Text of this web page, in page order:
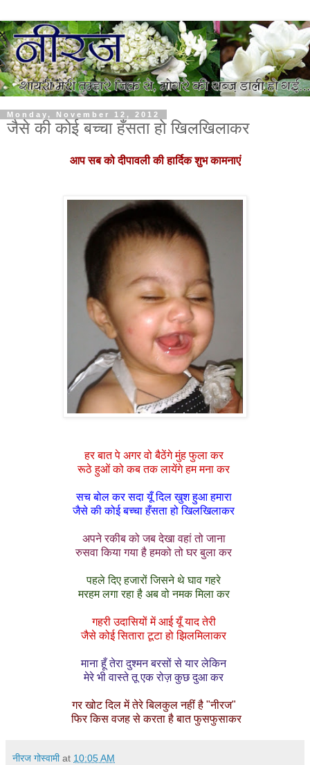
Monday, November 12, 2012
जैसे की कोई बच्चा हँसता हो खिलखिलाकर
आप सब को दीपावली की हार्दिक शुभ कामनाएं
हर बात पे अगर वो बैठेंगे मुंह फुला कर
रूठे हुओं को कब तक लायेंगे हम मना कर
सच बोल कर सदा यूँ दिल खुश हुआ हमारा
जैसे की कोई बच्चा हँसता हो खिलखिलाकर
अपने रकीब को जब देखा वहां तो जाना
रुसवा किया गया है हमको तो घर बुला कर
पहले दिए हजारों जिसने थे घाव गहरे
मरहम लगा रहा है अब वो नमक मिला कर
गहरी उदासियों में आई यूँ याद तेरी
जैसे कोई सितारा टूटा हो झिलमिलाकर
माना हूँ तेरा दुश्मन बरसों से यार लेकिन
मेरे भी वास्ते तू एक रोज़ कुछ दुआ कर
गर खोट दिल में तेरे बिलकुल नहीं है "नीरज"
फिर किस वजह से करता है बात फुसफुसाकर
नीरज गोस्वामी at 10:05 AM